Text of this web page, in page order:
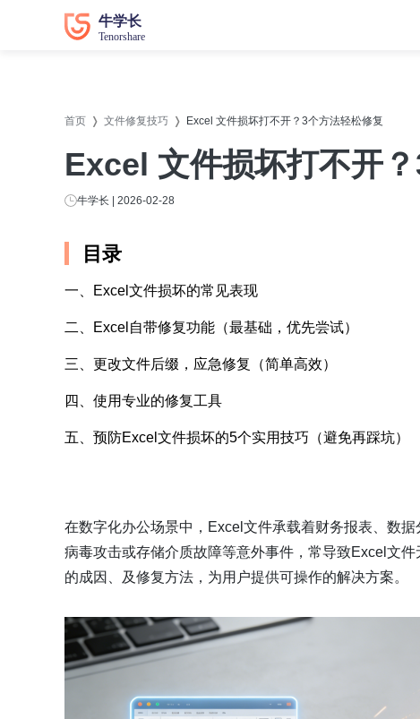
牛学长苹果数据恢复工具
牛学长安卓数据恢复工具
牛学长Windows数据恢复工具
牛学长苹果
牛学长安
首页 文件修复技巧 Excel 文件损坏打不开？3个方法轻松修复
Excel 文件损坏打不开
牛学长 | 2026-02-28
目录
一、Excel文件损坏的常见表现
二、Excel自带修复功能（最基础，优先尝试）
三、更改文件后缀，应急修复（简单高效）
四、使用专业的修复工具
五、预防Excel文件损坏的5个实用技巧（避免再踩坑）
在数字化办公场景中，Excel文件承载着财务报表、数
病毒攻击或存储介质故障等意外事件，常导致Excel文
的成因、及修复方法，为用户提供可操作的解决方案。